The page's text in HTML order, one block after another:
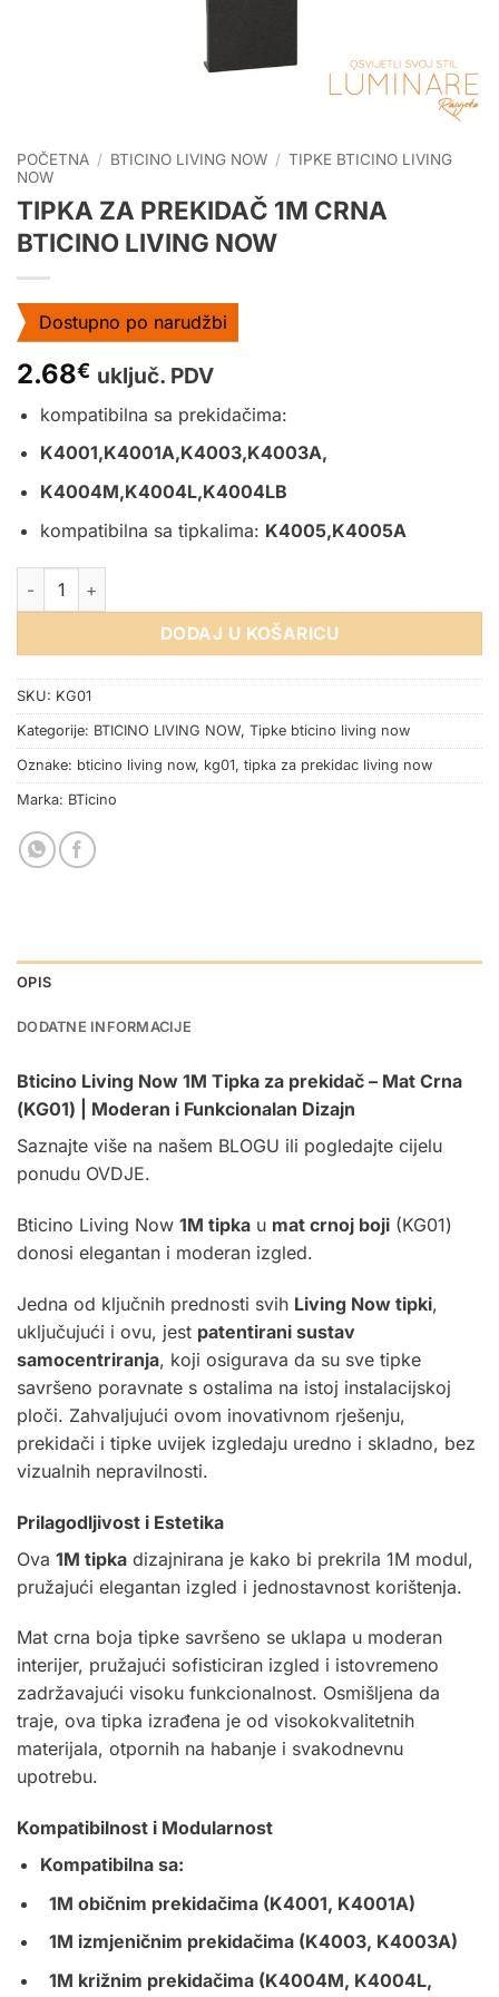
POČETNA / BTICINO LIVING NOW / TIPKE BTICINO LIVING
NOW
TIPKA ZA PREKIDAČ 1M CRNA
BTICINO LIVING NOW
Dostupno po narudžbi
2.68€ uključ. PDV
kompatibilna sa prekidačima:
K4001,K4001A,K4003,K4003A,
K4004M,K4004L,K4004LB
kompatibilna sa tipkalima: K4005,K4005A
TIPKA ZA PREKIDAČ 1M CRNA BTICINO LIVING NOW količina
DODAJ U KOŠARICU
SKU: KG01
Kategorije: BTICINO LIVING NOW, Tipke bticino living now
Oznake: bticino living now, kg01, tipka za prekidac living now
Marka: BTicino
OPIS
DODATNE INFORMACIJE
Bticino Living Now 1M Tipka za prekidač – Mat Crna
(KG01) | Moderan i Funkcionalan Dizajn
Saznajte više na našem BLOGU ili pogledajte cijelu
ponudu OVDJE.
Bticino Living Now 1M tipka u mat crnoj boji (KG01)
donosi elegantan i moderan izgled.
Jedna od ključnih prednosti svih Living Now tipki,
uključujući i ovu, jest patentirani sustav
samocentriranja, koji osigurava da su sve tipke
savršeno poravnate s ostalima na istoj instalacijskoj
ploči. Zahvaljujući ovom inovativnom rješenju,
prekidači i tipke uvijek izgledaju uredno i skladno, bez
vizualnih nepravilnosti.
Prilagodljivost i Estetika
Ova 1M tipka dizajnirana je kako bi prekrila 1M modul,
pružajući elegantan izgled i jednostavnost korištenja.
Mat crna boja tipke savršeno se uklapa u moderan
interijer, pružajući sofisticiran izgled i istovremeno
zadržavajući visoku funkcionalnost. Osmišljena da
traje, ova tipka izrađena je od visokokvalitetnih
materijala, otpornih na habanje i svakodnevnu
upotrebu.
Kompatibilnost i Modularnost
Kompatibilna sa:
1M običnim prekidačima (K4001, K4001A)
1M izmjeničnim prekidačima (K4003, K4003A)
1M križnim prekidačima (K4004M, K4004L,